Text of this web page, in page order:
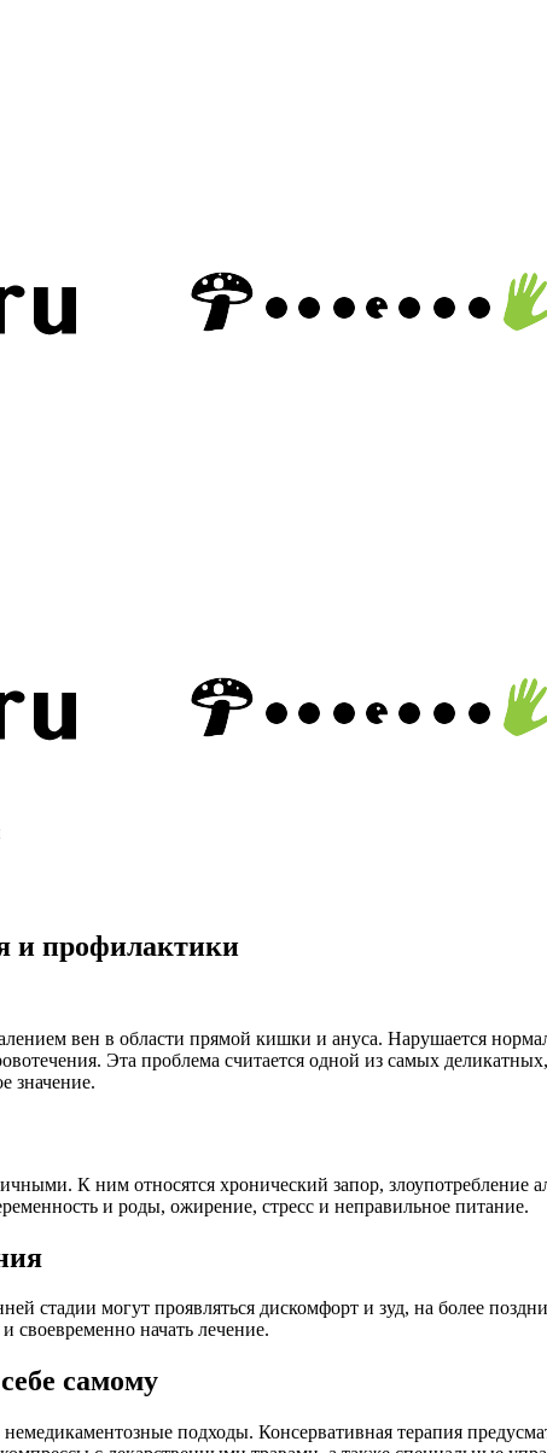
и профилактики
вен в области прямой кишки и ануса. Нарушается
Эта проблема считается одной из самых
значение.
К ним относятся хронический запор, злоупотребление
и роды, ожирение, стресс и неправильное питание.
стадии могут проявляться дискомфорт и зуд, на более
своевременно начать лечение.
самому
подходы. Консервативная терапия